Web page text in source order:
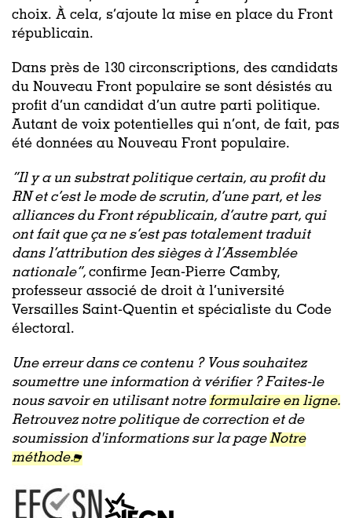
choix. À cela, s’ajoute la mise en place du Front
républicain.
Dans près de 130 circonscriptions, des candidats
du Nouveau Front populaire se sont désistés au
profit d’un candidat d’un autre parti politique.
Autant de voix potentielles qui n’ont, de fait, pas
été données au Nouveau Front populaire.
“Il y a un substrat politique certain, au profit du
RN et c’est le mode de scrutin, d’une part, et les
alliances du Front républicain, d’autre part, qui
ont fait que ça ne s’est pas totalement traduit
dans l’attribution des sièges à l’Assemblée
nationale”, confirme Jean-Pierre Camby,
professeur associé de droit à l’université
Versailles Saint-Quentin et spécialiste du Code
électoral.
Une erreur dans ce contenu ? Vous souhaitez
soumettre une information à vérifier ? Faites-le
nous savoir en utilisant notreformulaire en ligne.
Retrouvez notre politique de correction et de
soumission d'informations sur la pageNotre
méthode.